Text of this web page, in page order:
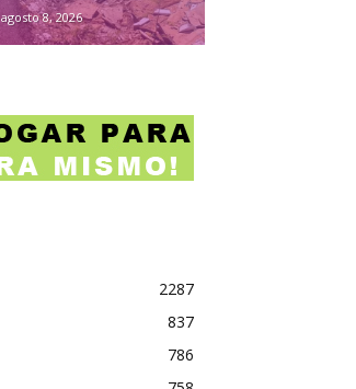
agosto 8, 2026
2287
837
786